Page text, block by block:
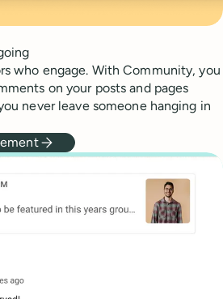
who engage. With Community, you
on your posts and pages
never leave someone hanging in